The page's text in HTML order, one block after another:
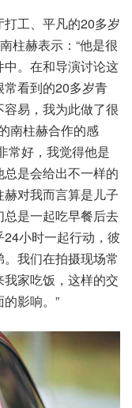
工、平凡的20多岁
柱赫表示：“他是很
。在和导演讨论这
看到的20多岁青
易，我为此做了很
南柱赫合作的感
常好，我觉得他是
是会给出不一样的
对我而言算是儿子
是一起吃早餐后去
小时一起行动，彼
我们在拍摄现场常
家吃饭，这样的交
影响。”